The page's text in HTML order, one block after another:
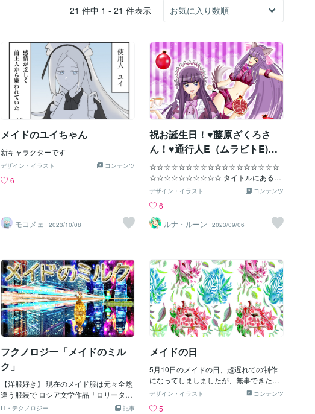
21 件中 1 - 21 件表示
メイドのユイちゃん
新キャラクターです
コンテンツ
デザイン・イラスト
6
モコメェ 2023/10/08
祝お誕生日！♥藤原ざくろさ
ん！♥通行人E（ムラビトE)様
感謝♥
☆☆☆☆☆☆☆☆☆☆☆☆☆☆☆☆☆☆
☆☆☆☆☆☆☆☆☆☆ タイトルにあるよ
うにこのイラストは 【絵のお仕事】をリ
援者で応援者で有償ご依頼者である 通行
人E（ムラビトE)様へのお礼としてお描
きしました 通行人E（ムラビトE)様から
ぱいです！！！！！！！！！！♥♥♥♥ ☆☆
☆☆☆☆☆☆☆☆☆☆☆☆☆☆☆☆☆☆
☆☆☆☆☆☆☆☆ ★今日９月６日は【東
京ミュウミュウ】ミュウザクロ（藤原ざ
くろさん）の お誕生日です！！！！！ ぜ
ひ描きたいと思いました！！！！！ 幸い
今日はこの時間でも作業できて焦らず描
くことができました♥♥♥♥ もう９月なのだ
からこうあって欲しいですね。 ★ミュウ
えました。 衣装バリエーション展開して
きましたが 「にゅ〜♡」キャラの中では
初期に描いたこともあって 「変身後」の
出来に納得できてませんでした。 もっと
コンテンツ
デザイン・イラスト
6
ルナ・ルーン
2023/09/06
フクノロジー「メイドのミル
ク」
【洋服好き】 現在のメイド服は元々全然
違う服装で ロシア文学作品「ロリータ」
が初出で お姫様の服と子供服を合わせも
記事
IT・テクノロジー
メイドの日
5月10日のメイドの日、超遅れての制作
になってしましましたが、無事できたの
で載せておきます…！５月の鳥、ツバメ
コンテンツ
デザイン・イラスト
5